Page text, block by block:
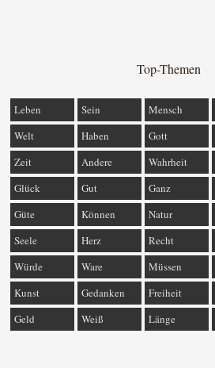
Top-Themen
Leben Sein Mensch
Welt
Haben Gott
Zeit
Andere Wahrheit
Glück
Gut Ganz
Güte
Können Natur
Seele
Herz Recht
Würde
Ware Müssen
Kunst
Gedanken Freiheit
Geld
Weiß Länge